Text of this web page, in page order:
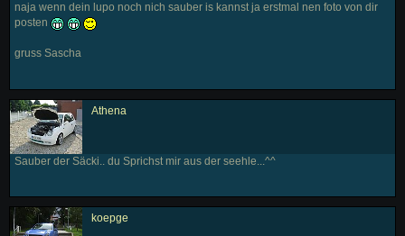
naja wenn dein lupo noch nich sauber is kannst ja erstmal nen foto von dir
posten
gruss Sascha
Athena
Sauber der Säcki.. du Sprichst mir aus der seehle...^^
koepge